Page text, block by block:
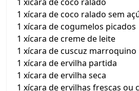
1 xícara de coco ralado sem
1 xícara de cogumelos picados
1 xícara de creme de leite
1 xícara de cuscuz marroquino
1 xícara de ervilha partida
1 xícara de ervilha seca
1 xícara de ervilhas frescas ou